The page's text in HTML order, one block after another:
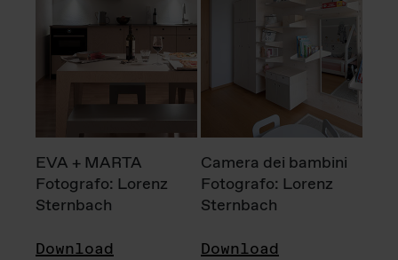
EVA + MARTA
Fotografo: Lorenz
Sternbach
Download
Camera dei bambini
Fotografo: Lorenz
Sternbach
Download